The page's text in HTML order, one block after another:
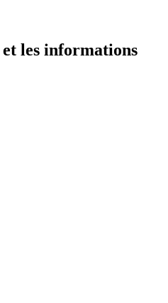
les informations